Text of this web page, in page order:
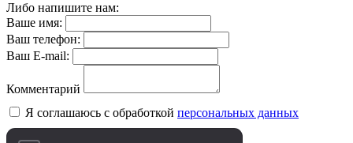
Либо напишите нам:
Ваше имя:
Ваш телефон:
Ваш E-mail:
Комментарий
Я соглашаюсь с обработкой персональных данных